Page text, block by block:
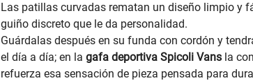
Las patillas curvadas rematan un diseño limpio y
guiño discreto que le da personalidad.
Guárdalas después en su funda con cordón y
el día a día; en la gafa deportiva Spicoli Vansla
refuerza esa sensación de pieza pensada para